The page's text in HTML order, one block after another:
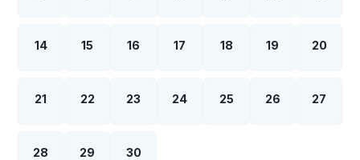
14 15 16 17 18 19 20
21 22 23 24 25 26 27
28 29 30